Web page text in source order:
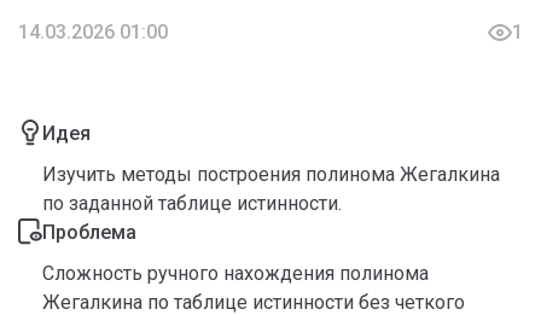
14.03.2026 01:00 1
Идея
Изучить методы построения полинома Жегалкина
по заданной таблице истинности.
Проблема
Сложность ручного нахождения полинома
Жегалкина по таблице истинности без четкого